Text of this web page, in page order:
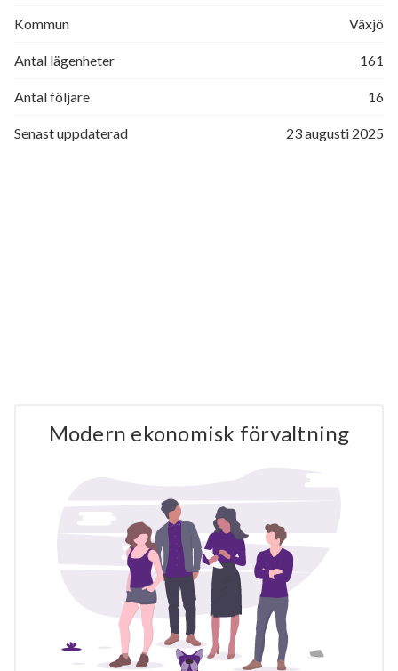
Kommun Växjö
Antal lägenheter 161
Antal följare 16
Senast uppdaterad 23 augusti 2025
Modern ekonomisk förvaltning